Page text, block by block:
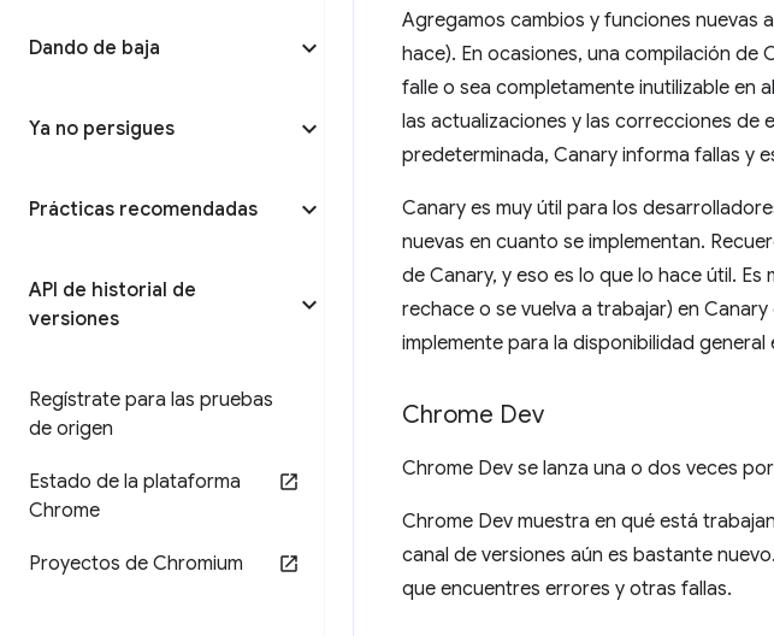
Dando de baja
Ya no persigues
Prácticas recomendadas
API de historial de
versiones
Regístrate para las pruebas
de origen
Estado de la plataforma
Chrome
Proyectos de Chromium
Agregamos cambios y funciones nuevas
hace). En ocasiones, una compilación
falle o sea completamente inutilizable en
las actualizaciones y las correcciones de
predeterminada, Canary informa fallas y
Canary es muy útil para los
nuevas en cuanto se implementan.
de Canary, y eso es lo que lo hace útil.
rechace o se vuelva a trabajar) en
implemente para la disponibilidad general
Chrome Dev
Chrome Dev se lanza una o dos veces
Chrome Dev muestra en qué está
canal de versiones aún es bastante
que encuentres errores y otras fallas.